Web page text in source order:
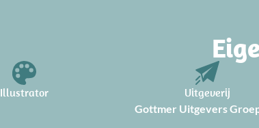
Illustrator Uitgeverij
Gottmer Uitgevers Groep